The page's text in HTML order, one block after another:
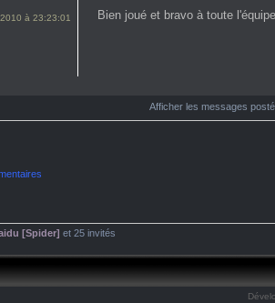
Bien joué et bravo à toute
à 23:23:01
Afficher les messages
[Spider] et 25 invités